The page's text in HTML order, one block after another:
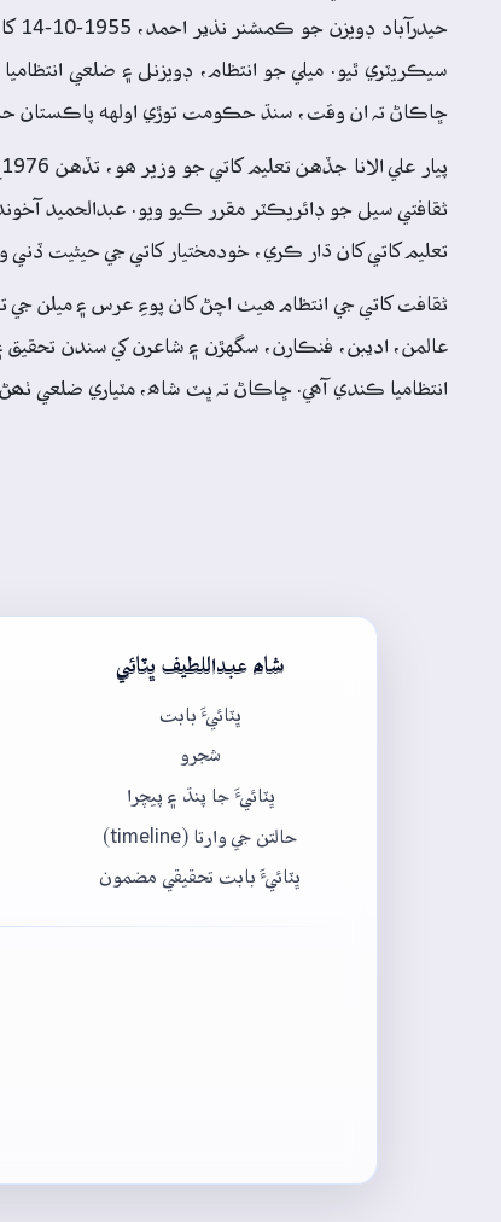
سيڪريٽري ٿيو. ميلي جو انتظام، ڊويزنل ۽ ضلعي
ڇاڪاڻ تہ ان وقت، سنڌ حڪومت توڙي اولهه پاڪستان
تعليم کاتي کان ڌار ڪري، خودمختيار کاتي جي حيثيت
ثقافت کاتي جي انتظام ھيٺ اچڻ کان پوءِ عرس ۽ ميلن
عالمن، اديبن، فنڪارن، سگهڙن ۽ شاعرن کي سندن تحقيق ۽
انتظاميا ڪندي آھي. ڇاڪاڻ تہ ڀٽ شاھ، مٽياري ضلعي
شاھ عبداللطيف ڀٽائي
ڀٽائيءَ بابت
شجرو
ڀٽائيءَ جا پنڌ ۽ پيچرا
حالتن جي وارتا (timeline)
ڀٽائيءَ بابت تحقيقي مضمون